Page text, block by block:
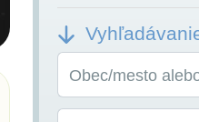
Obec/mesto